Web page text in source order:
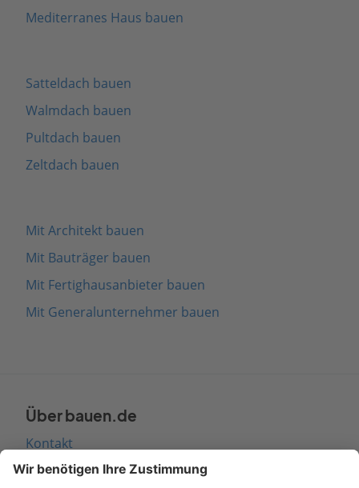
Mediterranes Haus bauen
Satteldach bauen
Walmdach bauen
Pultdach bauen
Zeltdach bauen
Mit Architekt bauen
Mit Bauträger bauen
Mit Fertighausanbieter bauen
Mit Generalunternehmer bauen
Über bauen.de
Kontakt
Seitenaufbau